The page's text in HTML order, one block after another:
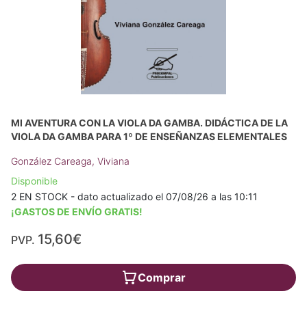
MI AVENTURA CON LA VIOLA DA GAMBA. DIDÁCTICA DE LA
VIOLA DA GAMBA PARA 1º DE ENSEÑANZAS ELEMENTALES
González Careaga, Viviana
Disponible
2 EN STOCK - dato actualizado el 07/08/26 a las 10:11
¡GASTOS DE ENVÍO GRATIS!
PVP. 15,60€
Comprar